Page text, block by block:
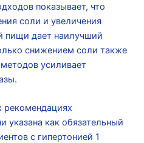
показывает, что
соли и увеличения
пищи дает наилучший
снижением соли также
усиливает
рекомендациях
указана как обязательный
с гипертонией 1